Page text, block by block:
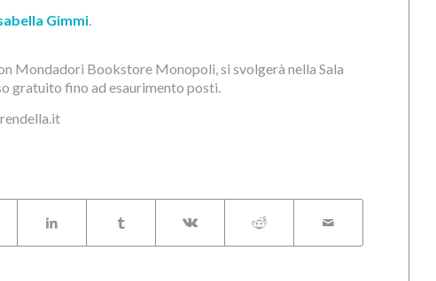
Gimmi.
Mondadori Bookstore Monopoli, si svolgerà nella Sala
gratuito fino ad esaurimento posti.